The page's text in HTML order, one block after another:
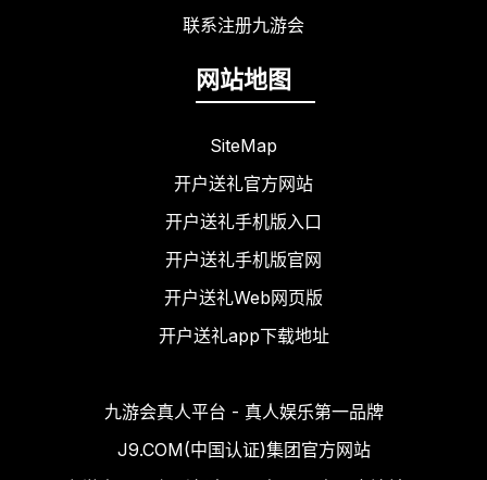
联系注册九游会
网站地图
SiteMap
开户送礼官方网站
开户送礼手机版入口
开户送礼手机版官网
开户送礼Web网页版
开户送礼app下载地址
九游会真人平台 - 真人娱乐第一品牌
J9.COM(中国认证)集团官方网站